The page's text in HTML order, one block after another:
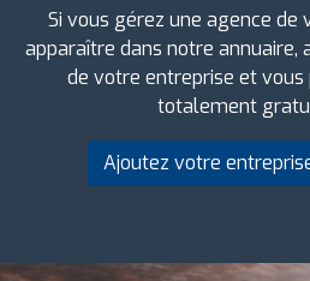
Si vous gérez une agence de
apparaître dans notre annuaire,
de votre entreprise et
totalement
Ajoutez votre